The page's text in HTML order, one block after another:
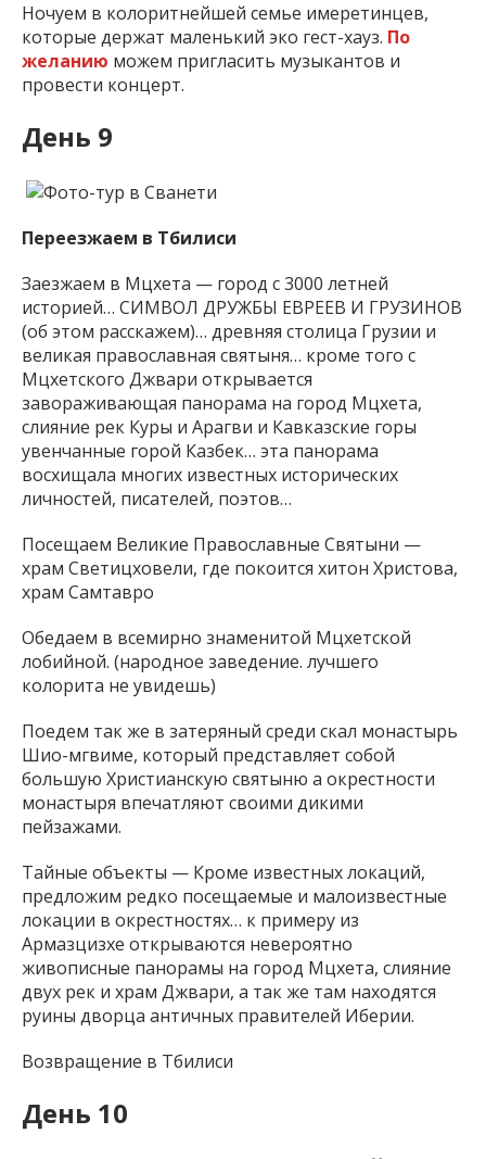
Ночуем в колоритнейшей семье имеретинцев,
которые держат маленький эко гест-хауз. По
желанию можем пригласить музыкантов и
провести концерт.
День 9
Переезжаем в Тбилиси
Заезжаем в Мцхета — город с 3000 летней
историей… СИМВОЛ ДРУЖБЫ ЕВРЕЕВ И ГРУЗИНОВ
(об этом расскажем)… древняя столица Грузии и
великая православная святыня… кроме того с
Мцхетского Джвари открывается
завораживающая панорама на город Мцхета,
слияние рек Куры и Арагви и Кавказские горы
увенчанные горой Казбек… эта панорама
восхищала многих известных исторических
личностей, писателей, поэтов…
Посещаем Великие Православные Святыни —
храм Светицховели, где покоится хитон Христова,
храм Самтавро
Обедаем в всемирно знаменитой Мцхетской
лобийной. (народное заведение. лучшего
колорита не увидешь)
Поедем так же в затеряный среди скал монастырь
Шио-мгвиме, который представляет собой
большую Христианскую святыню а окрестности
монастыря впечатляют своими дикими
пейзажами.
Тайные объекты — Кроме известных локаций,
предложим редко посещаемые и малоизвестные
локации в окрестностях… к примеру из
Армазцизхе открываются невероятно
живописные панорамы на город Мцхета, слияние
двух рек и храм Джвари, а так же там находятся
руины дворца античных правителей Иберии.
Возвращение в Тбилиси
День 10